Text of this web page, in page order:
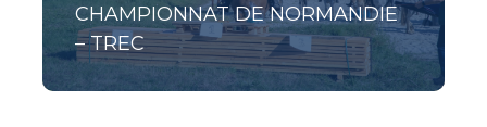
CHAMPIONNAT DE NORMANDIE
– TREC